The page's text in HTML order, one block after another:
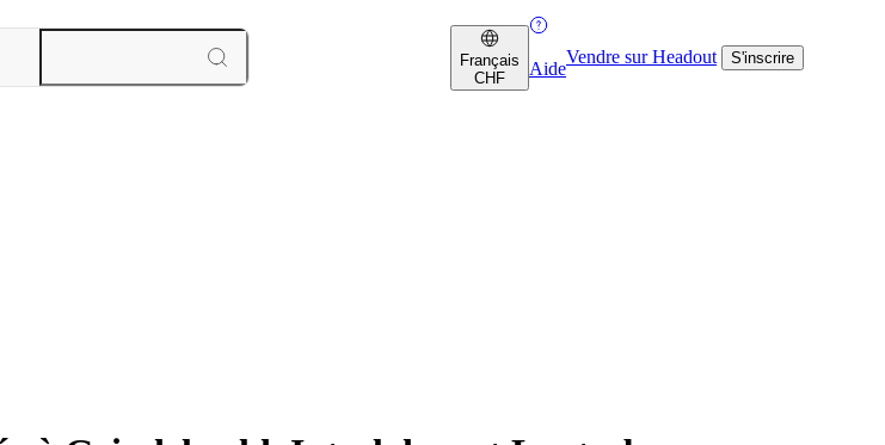
Français
CHF
Aide
Vendre sur Headout S'inscrire